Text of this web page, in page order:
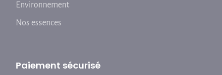
Environnement
Nos essences
Paiement sécurisé